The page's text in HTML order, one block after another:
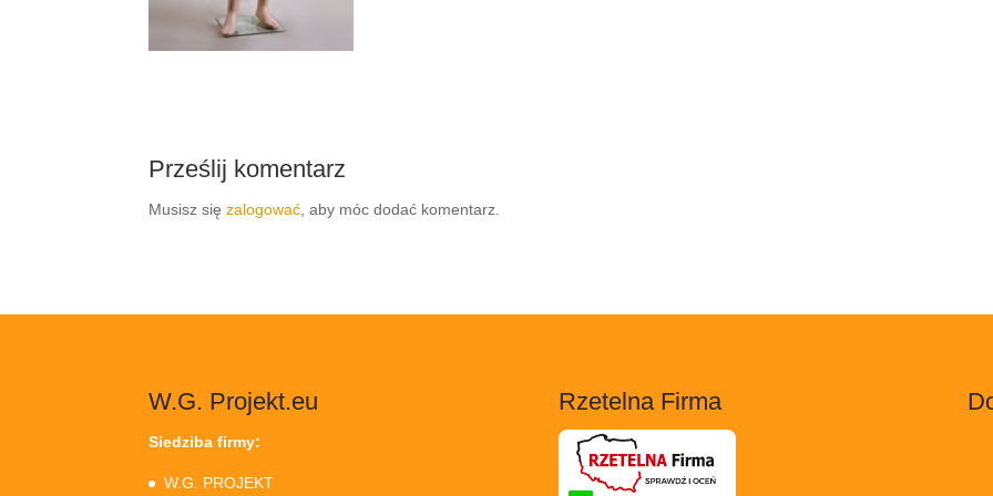
Prześlij komentarz
Musisz sięzalogować , aby móc dodać komentarz.
W.G. Projekt.eu
Siedziba firmy:
W.G. PROJEKT
Rzetelna Firma